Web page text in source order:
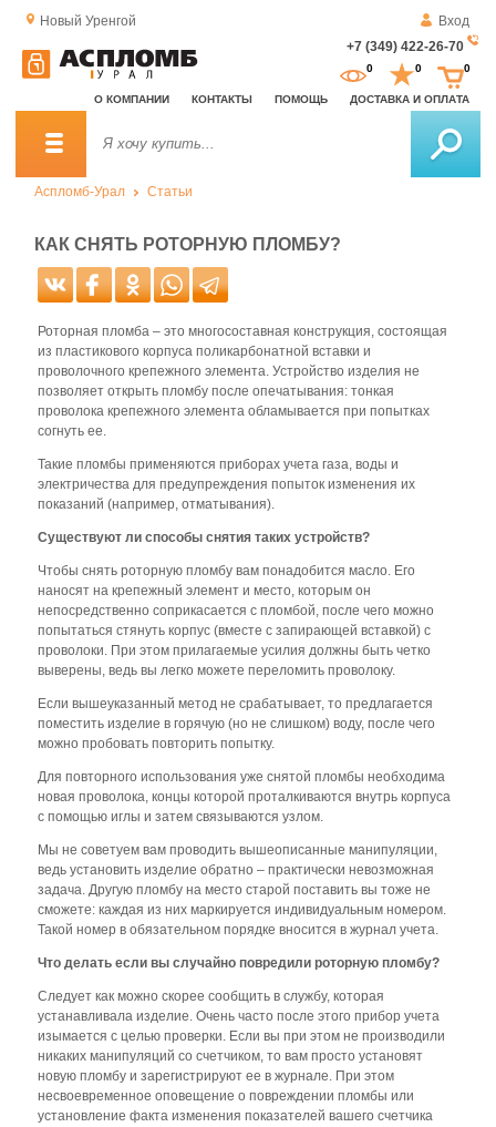
Новый Уренгой
Вход
+7 (349) 422-26-70
О КОМПАНИИ КОНТАКТЫ ПОМОЩЬ ДОСТАВКА И ОПЛАТА
0 0 0
Аспломб-Урал Статьи
КАК СНЯТЬ РОТОРНУЮ ПЛОМБУ?
Роторная пломба – это многосоставная конструкция, состоящая
из пластикового корпуса поликарбонатной вставки и
проволочного крепежного элемента. Устройство изделия не
позволяет открыть пломбу после опечатывания: тонкая
проволока крепежного элемента обламывается при попытках
согнуть ее.
Такие пломбы применяются приборах учета газа, воды и
электричества для предупреждения попыток изменения их
показаний (например, отматывания).
Существуют ли способы снятия таких устройств?
Чтобы снять роторную пломбу вам понадобится масло. Его
наносят на крепежный элемент и место, которым он
непосредственно соприкасается с пломбой, после чего можно
попытаться стянуть корпус (вместе с запирающей вставкой) с
проволоки. При этом прилагаемые усилия должны быть четко
выверены, ведь вы легко можете переломить проволоку.
Если вышеуказанный метод не срабатывает, то предлагается
поместить изделие в горячую (но не слишком) воду, после чего
можно пробовать повторить попытку.
Для повторного использования уже снятой пломбы необходима
новая проволока, концы которой проталкиваются внутрь корпуса
с помощью иглы и затем связываются узлом.
Мы не советуем вам проводить вышеописанные манипуляции,
ведь установить изделие обратно – практически невозможная
задача. Другую пломбу на место старой поставить вы тоже не
сможете: каждая из них маркируется индивидуальным номером.
Такой номер в обязательном порядке вносится в журнал учета.
Что делать если вы случайно повредили роторную пломбу?
Следует как можно скорее сообщить в службу, которая
устанавливала изделие. Очень часто после этого прибор учета
изымается с целью проверки. Если вы при этом не производили
никаких манипуляций со счетчиком, то вам просто установят
новую пломбу и зарегистрируют ее в журнале. При этом
несвоевременное оповещение о повреждении пломбы или
установление факта изменения показателей вашего счетчика